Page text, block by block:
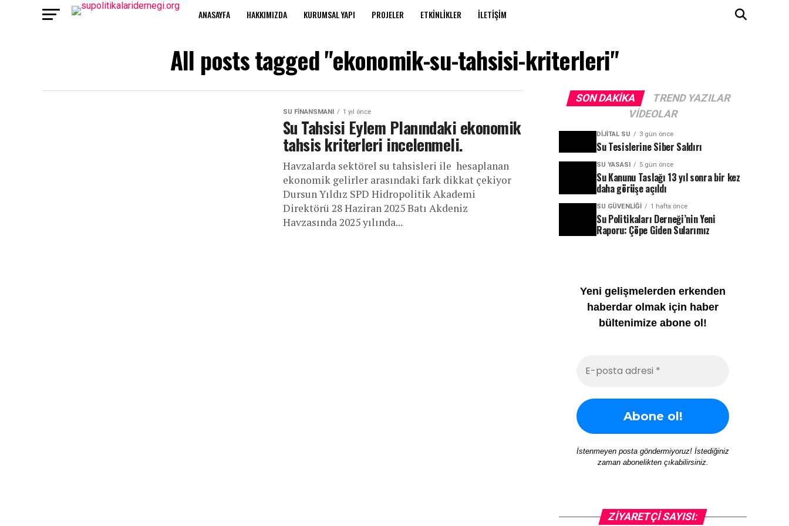
ANASAYFA HAKKIMIZDA KURUMSAL YAPI PROJELER ETKINLIKLER İLETIŞIM
All posts tagged "ekonomik-su-tahsisi-kriterleri"
SU FINANSMANI 1 yıl önce
Su Tahsisi Eylem Planındaki ekonomik
tahsis kriterleri incelenmeli.
Havzalarda sektörel su tahsisleri ile hesaplanan
ekonomik gelirler arasındaki fark dikkat çekiyor
Dursun Yıldız SPD Hidropolitik Akademi
Direktörü 28 Haziran 2025 Batı Akdeniz
Havzasında 2025 yılında...
SON DAKIKA
TREND YAZILAR
VIDEOLAR
DIJITAL SU 3 gün önce
Su Tesislerine Siber Saldırı
SU YASASI 5 gün önce
Su Kanunu Taslağı 13 yıl sonra bir kez
daha görüşe açıldı
SU GÜVENLIĞI 1 hafta önce
Su Politikaları Derneği’nin Yeni
Raporu: Çöpe Giden Sularımız
Yeni gelişmelerden erkenden
haberdar olmak için haber
bültenimize abone ol!
İstenmeyen posta göndermiyoruz! İstediğiniz
zaman abonelikten çıkabilirsiniz.
ZIYARETÇI SAYISI: